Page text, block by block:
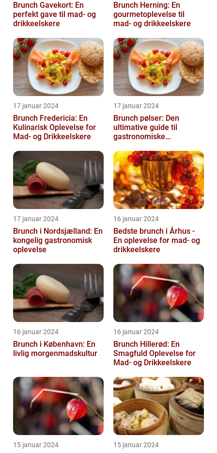
Brunch Gavekort: En
perfekt gave til mad- og
drikkeelskere
Brunch Herning: En
gourmetoplevelse til
mad- og drikkeelskere
17 januar 2024
Brunch Fredericia: En
Kulinarisk Oplevelse for
Mad- og Drikkeelskere
17 januar 2024
Brunch pølser: Den
ultimative guide til
gastronomiske
17 januar 2024
Brunch i Nordsjælland: En
kongelig gastronomisk
oplevelse
16 januar 2024
Bedste brunch i Århus -
En oplevelse for mad- og
drikkeelskere
16 januar 2024
Brunch i København: En
livlig morgenmadskultur
16 januar 2024
Brunch Hillerød: En
Smagfuld Oplevelse for
Mad- og Drikkeelskere
15 januar 2024 15 januar 2024